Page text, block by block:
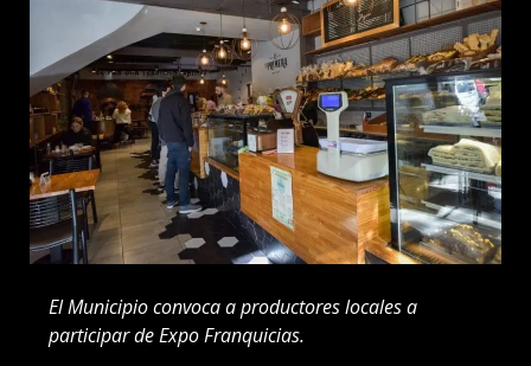
El Municipio convoca a productores locales a
participar de Expo Franquicias.